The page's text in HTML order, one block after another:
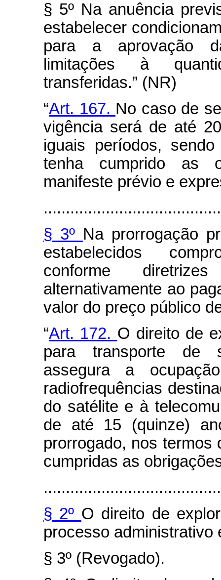
§ 5º Na anuência
estabelecer
para a aprovação
limitações à
transferidas.” (NR)
“Art. 167. No caso de
vigência será de até
iguais períodos,
tenha cumprido as
manifeste prévio e
§ 3º Na prorrogação
estabelecidos
conforme
alternativamente ao
valor do preço público
“Art. 172. O direito de
para transporte de
assegura a
radiofrequências
do satélite e à
de até 15 (quinze)
prorrogado, nos termos
cumpridas as
§ 2º O direito de
processo administrativo
§ 3º (Revogado).